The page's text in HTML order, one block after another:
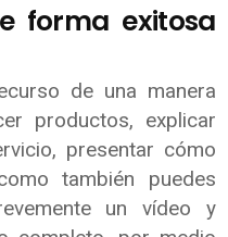
forma exitosa
de una manera
productos, explicar
presentar cómo
también puedes
un vídeo y